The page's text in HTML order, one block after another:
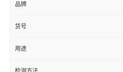
品牌
货号
用途